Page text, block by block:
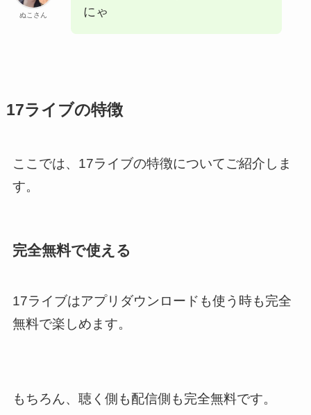
ぬこさん
にゃ
17ライブの特徴
ここでは、17ライブの特徴についてご紹介しま
す。
完全無料で使える
17ライブはアプリダウンロードも使う時も完全
無料で楽しめます。
もちろん、聴く側も配信側も完全無料です。